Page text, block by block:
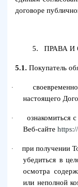
договоре
5. ПРАВА И
5.1. Покупатель
·
настоящего
·
ознакомиться
Веб-сайте
·
при получении
убедиться в
осмотра
или неполной